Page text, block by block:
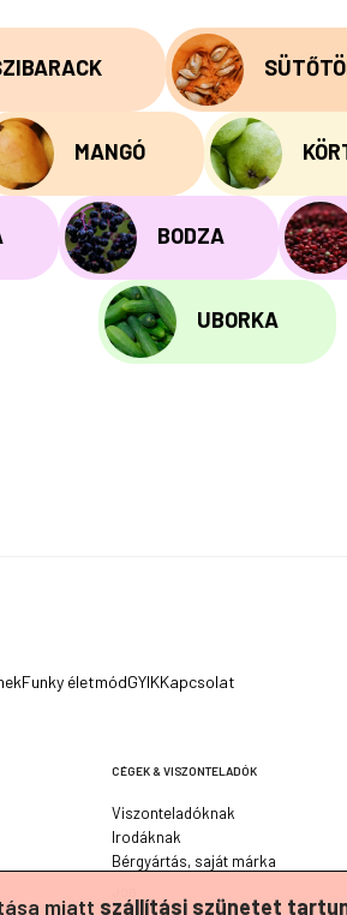
MANGÓ
BODZA
UBORKA
Funky életmódGYIKKapcsolat
CÉGEK & VISZONTELADÓK
Viszonteladóknak
Irodáknak
Bérgyártás, saját márka
miatt szállítási szünetet